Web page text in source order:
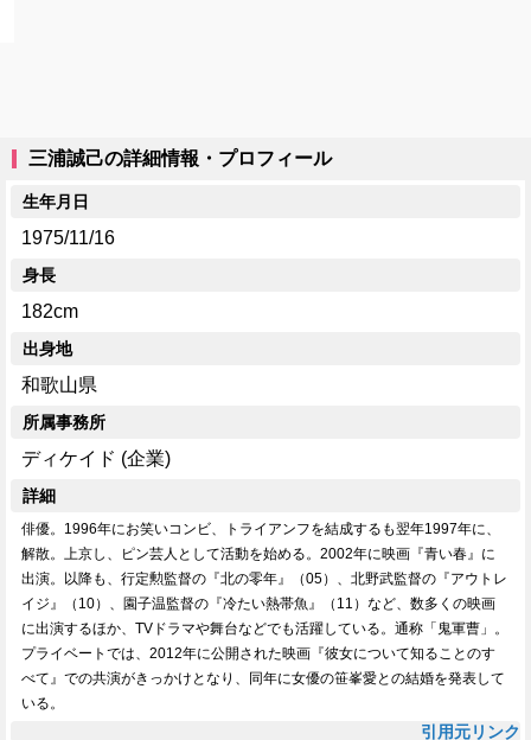
三浦誠己の詳細情報・プロフィール
生年月日
1975/11/16
身長
182cm
出身地
和歌山県
所属事務所
ディケイド (企業)
詳細
俳優。1996年にお笑いコンビ、トライアンフを結成するも翌年1997年に、
解散。上京し、ピン芸人として活動を始める。2002年に映画『青い春』に
出演。以降も、行定勲監督の『北の零年』（05）、北野武監督の『アウトレ
イジ』（10）、園子温監督の『冷たい熱帯魚』（11）など、数多くの映画
に出演するほか、TVドラマや舞台などでも活躍している。通称「鬼軍曹」。
プライベートでは、2012年に公開された映画『彼女について知ることのす
べて』での共演がきっかけとなり、同年に女優の笹峯愛との結婚を発表して
いる。
引用元リンク